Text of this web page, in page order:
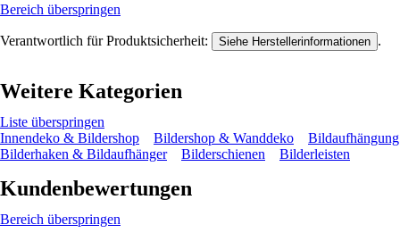
Bereich überspringen
Verantwortlich für Produktsicherheit: Siehe Herstellerinformationen .
Weitere Kategorien
Liste überspringen
Innendeko & Bildershop
Bildershop & Wanddeko
Bildaufhängung
Bilderhaken & Bildaufhänger
Bilderschienen Bilderleisten
Kundenbewertungen
Bereich überspringen